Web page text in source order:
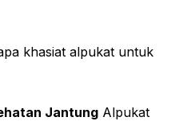
khasiat alpukat untuk
Jantung Alpukat